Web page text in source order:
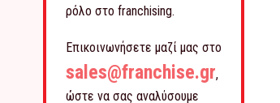
ρόλο στο franchising.
Επικοινωνήσετε μαζί μας στο
sales@franchise.gr,
ώστε να σας αναλύσουμε